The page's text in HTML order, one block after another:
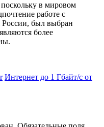
в мировом
работе с
России, был выбран
более
Интернет до 1 Гбайт/с от